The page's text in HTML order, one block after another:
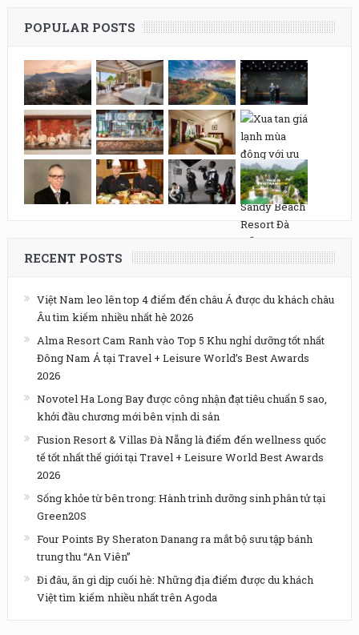
POPULAR POSTS
RECENT POSTS
Việt Nam leo lên top 4 điểm đến châu Á được du khách châu
Âu tìm kiếm nhiều nhất hè 2026
Alma Resort Cam Ranh vào Top 5 Khu nghỉ dưỡng tốt nhất
Đông Nam Á tại Travel + Leisure World’s Best Awards
2026
Novotel Ha Long Bay được công nhận đạt tiêu chuẩn 5 sao,
khởi đầu chương mới bên vịnh di sản
Fusion Resort & Villas Đà Nẵng là điểm đến wellness quốc
tế tốt nhất thế giới tại Travel + Leisure World Best Awards
2026
Sống khỏe từ bên trong: Hành trình dưỡng sinh phân tử tại
Green20S
Four Points By Sheraton Danang ra mắt bộ sưu tập bánh
trung thu “An Viên”
Đi đâu, ăn gì dịp cuối hè: Những địa điểm được du khách
Việt tìm kiếm nhiều nhất trên Agoda